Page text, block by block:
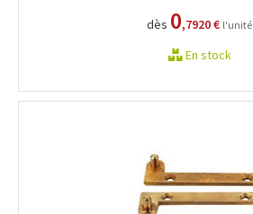
dès 0,7920 € l'unité
En stock